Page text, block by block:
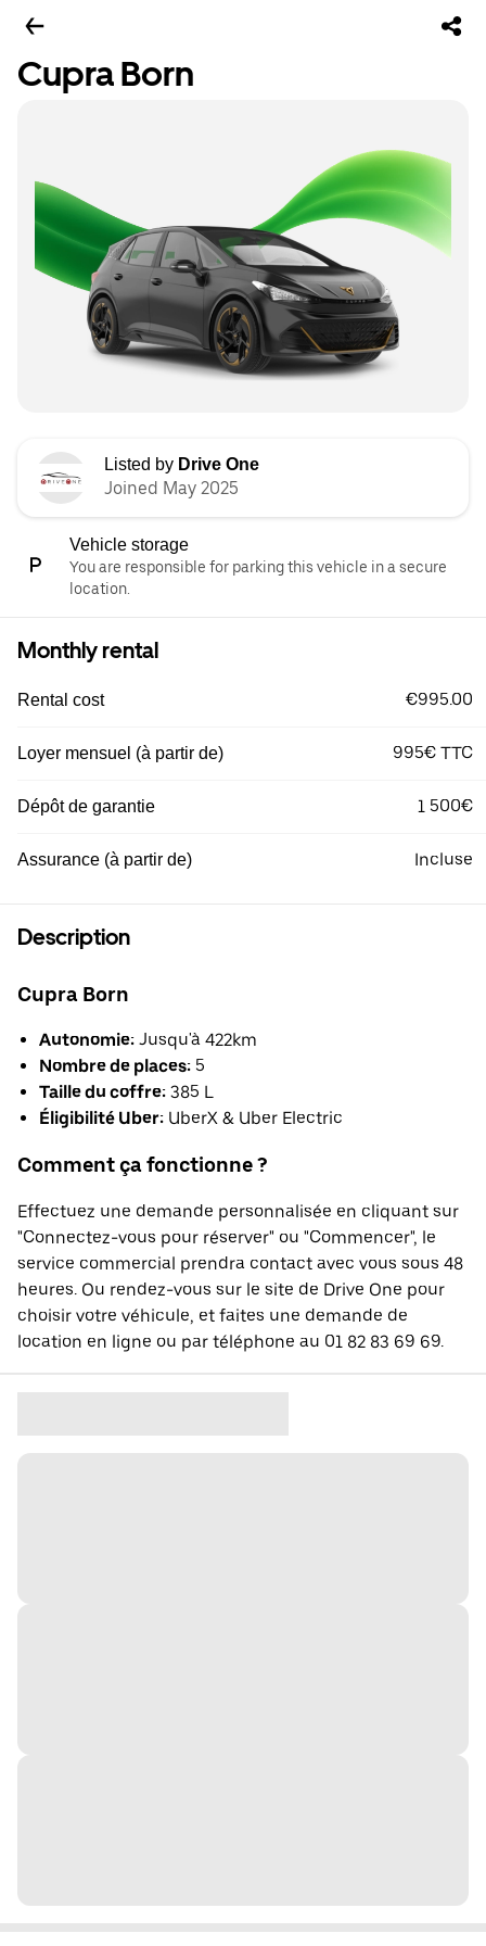
Cupra Born
Listed by Drive One
Joined May 2025
Vehicle storage
You are responsible for parking this vehicle in a secure
location.
Monthly rental
Rental cost €995.00
Loyer mensuel (à partir de) 995€ TTC
Dépôt de garantie 1 500€
Assurance (à partir de) Incluse
Description
Cupra Born
Autonomie: Jusqu'à 422km
Nombre de places: 5
Taille du coffre: 385 L
Éligibilité Uber: UberX & Uber Electric
Comment ça fonctionne ?
Effectuez une demande personnalisée en cliquant sur
"Connectez-vous pour réserver" ou "Commencer", le
service commercial prendra contact avec vous sous 48
heures. Ou rendez-vous sur le site de Drive One pour
choisir votre véhicule, et faites une demande de
location en ligne ou par téléphone au 01 82 83 69 69.